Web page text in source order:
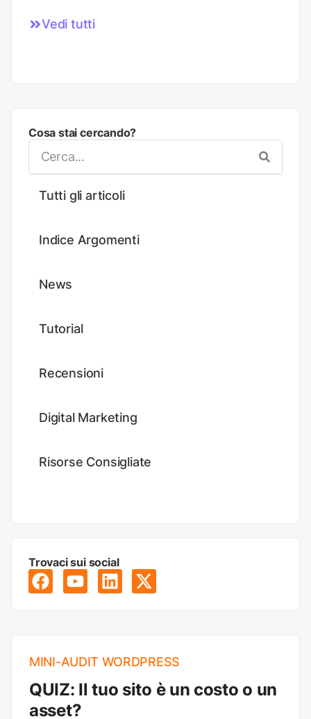
Vedi tutti
Cosa stai cercando?
Tutti gli articoli
Indice Argomenti
News
Tutorial
Recensioni
Digital Marketing
Risorse Consigliate
Trovaci sui social
MINI-AUDIT WORDPRESS
QUIZ: Il tuo sito è un costo o un
asset?